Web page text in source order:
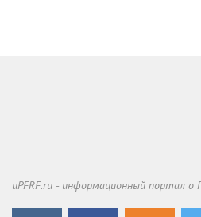
uPFRF.ru - информационный портал о